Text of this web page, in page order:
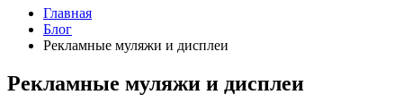
Главная
Блог
Рекламные муляжи и дисплеи
Рекламные муляжи и дисплеи